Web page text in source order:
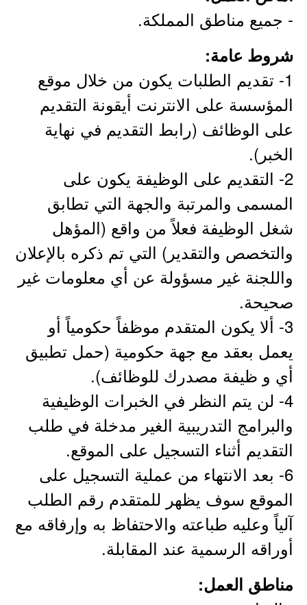
- جميع مناطق المملكة.
شروط عامة:
1- تقديم الطلبات يكون من خلال موقع
المؤسسة على الانترنت أيقونة التقديم
على الوظائف (رابط التقديم في نهاية
الخبر).
2- التقديم على الوظيفة يكون على
المسمى والمرتبة والجهة التي تطابق
شغل الوظيفة فعلاً من واقع (المؤهل
والتخصص والتقدير) التي تم ذكره بالإعلان
واللجنة غير مسؤولة عن أي معلومات غير
صحيحة.
3- ألا يكون المتقدم موظفاً حكومياً أو
يعمل بعقد مع جهة حكومية (حمل تطبيق
أي و ظيفة مصدرك للوظائف).
4- لن يتم النظر في الخبرات الوظيفية
والبرامج التدريبية الغير مدخلة في طلب
التقديم أثناء التسجيل على الموقع.
6- بعد الانتهاء من عملية التسجيل على
الموقع سوف يظهر للمتقدم رقم الطلب
آلياً وعليه طباعته والاحتفاظ به وإرفاقه مع
أوراقه الرسمية عند المقابلة.
مناطق العمل: